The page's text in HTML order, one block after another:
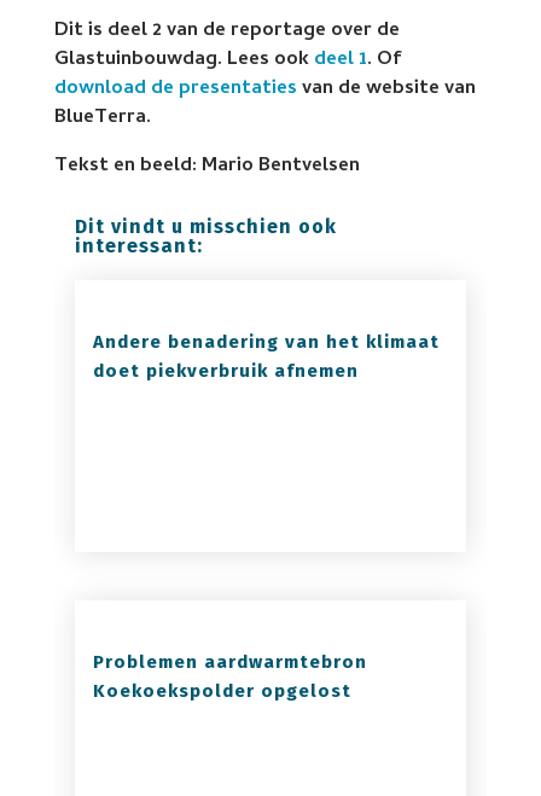
Dit is deel 2 van de reportage over de
Glastuinbouwdag. Lees ookdeel 1. Of
download de presentatiesvan de website van
BlueTerra.
Tekst en beeld: Mario Bentvelsen
Dit vindt u misschien ook
interessant:
Andere benadering van het klimaat
doet piekverbruik afnemen
Problemen aardwarmtebron
Koekoekspolder opgelost